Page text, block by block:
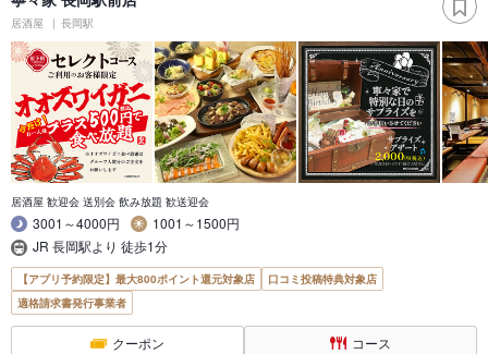
居酒屋 長岡駅
居酒屋 歓迎会 送別会 飲み放題 歓送迎会
3001～4000円
1001～1500円
JR 長岡駅より 徒歩1分
【アプリ予約限定】最大800ポイント還元対象店
口コミ投稿特典対象店
適格請求書発行事業者
クーポン コース